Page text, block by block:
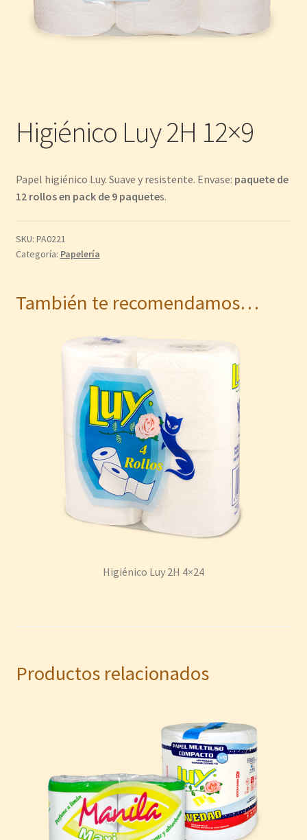
Higiénico Luy 2H 12×9
Papel higiénico Luy. Suave y resistente. Envase: paquete de
12 rollos en pack de 9 paquetes.
SKU: PA0221
Categoría: Papelería
También te recomendamos…
Higiénico Luy 2H 4×24
Productos relacionados